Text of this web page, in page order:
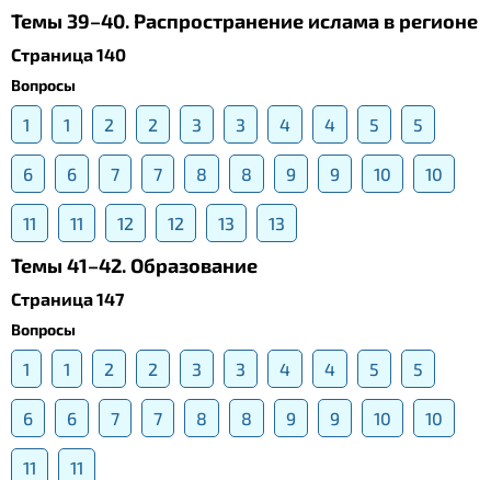
Темы 39–40. Распространение ислама в регионе
Страница 140
Вопросы
1 1 2 2 3 3 4 4 5 5
6 6 7 7 8 8 9 9 10 10
11 11 12 12 13 13
Темы 41–42. Образование
Страница 147
Вопросы
1 1 2 2 3 3 4 4 5 5
6 6 7 7 8 8 9 9 10 10
11 11